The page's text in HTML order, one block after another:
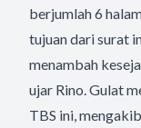
berjumlah 6
tujuan dari surat
menambah
ujar Rino. Gulat
TBS ini,